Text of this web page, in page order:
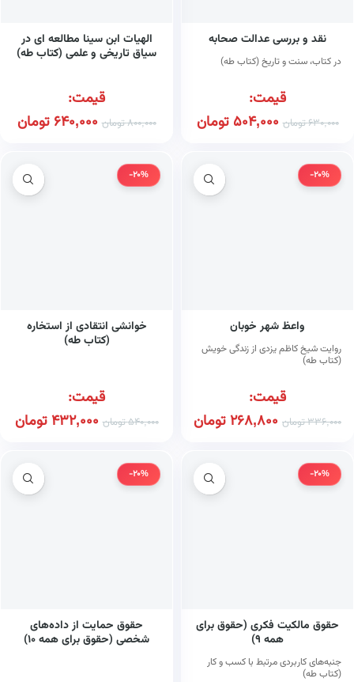
نقد و بررسی عدالت صحابه
در کتاب، سنت و تاریخ (کتاب طه)
قیمت:
630,000تومان 504,000 تومان
الهیات ابن سینا مطالعه ای در
سیاق تاریخی و علمی (کتاب طه)
قیمت:
800,000تومان 640,000 تومان
-20%
واعظ شهر خوبان
روایت شیخ کاظم یزدی از زندگی خویش
(کتاب طه)
قیمت:
336,000تومان 268,800تومان
-20%
خوانشی انتقادی از استخاره
(کتاب طه)
قیمت:
540,000تومان 432,000تومان
-20%
حقوق مالکیت فکری (حقوق برای
همه ۹)
جنبه‌های کاربردی مرتبط با کسب و کار
(کتاب طه)
-20%
حقوق حمایت از داده‌های
شخصی (حقوق برای همه ۱۰)